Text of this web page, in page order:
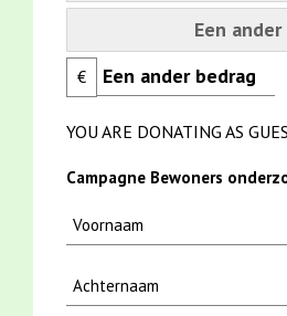
Een
€
YOU ARE DONATING AS
Campagne Bewoners